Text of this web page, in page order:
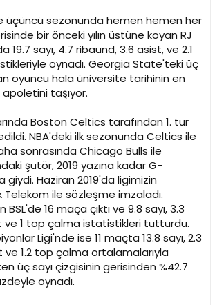
üçüncü sezonunda hemen hemen her
bir önceki yılın üstüne koyan RJ
19.7 sayı, 4.7 ribaund, 3.6 asist, ve 2.1
oynadı. Georgia State'teki üç
oyuncu hala üniversite tarihinin en
taşıyor.
Boston Celtics tarafından 1. tur
NBA'deki ilk sezonunda Celtics ile
sonrasında Chicago Bulls ile
şutör, 2019 yazına kadar G-
Haziran 2019'da ligimizin
Telekom ile sözleşme imzaladı.
16 maça çıktı ve 9.8 sayı, 3.3
ve 1 top çalma istatistikleri tutturdu.
Ligi'nde ise 11 maçta 13.8 sayı, 2.3
ve 1.2 top çalma ortalamalarıyla
üç sayı çizgisinin gerisinden %42.7
oynadı.